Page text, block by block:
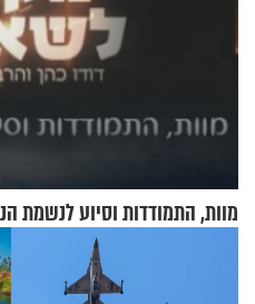
מוות, התמודדות וסיוע לנשמת